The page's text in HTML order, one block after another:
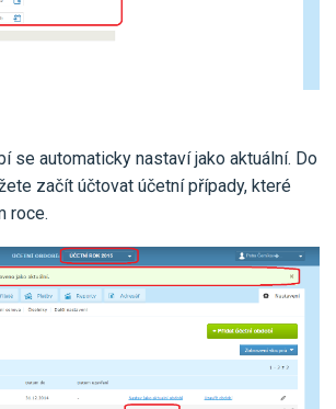
se automaticky nastaví jako aktuální. Do
začít účtovat účetní případy, které
roce.